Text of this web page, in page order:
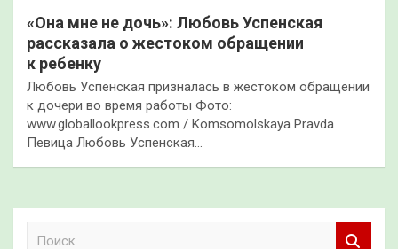
«Она мне не дочь»: Любовь Успенская
рассказала о жестоком обращении
к ребенку
Любовь Успенская призналась в жестоком обращении
к дочери во время работы Фото:
www.globallookpress.com / Komsomolskaya Pravda
Певица Любовь Успенская…